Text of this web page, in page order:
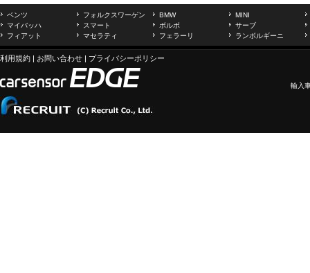
ベンツ フォルクスワーゲン BMW
MINI
マイバッハ
スマート ボルボ
サーブ
フィアット
マセラティ フェラーリ ランボルギーニ
利用規約 | お問い合わせ | プライバシーポリシー
輸入